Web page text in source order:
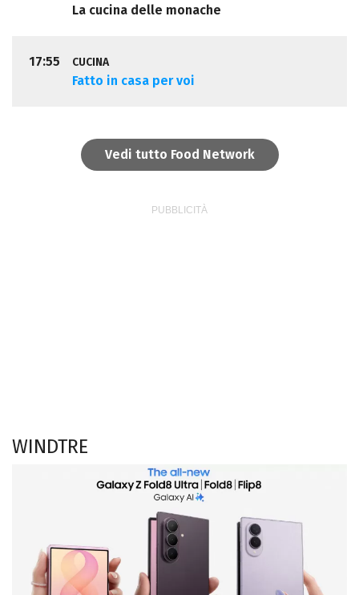
La cucina delle monache
17:55 CUCINA
Fatto in casa per voi
Vedi tutto Food Network
WINDTRE